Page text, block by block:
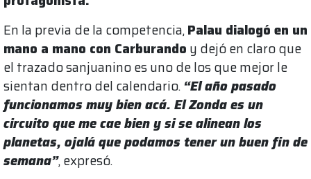
En la previa de la competencia,Palau dialogó en un
mano a mano con Carburando y dejó en claro que
el trazado sanjuanino es uno de los que mejor le
sientan dentro del calendario.“El año pasado
funcionamos muy bien acá. El Zonda es un
circuito que me cae bien y si se alinean los
planetas, ojalá que podamos tener un buen fin de
semana”, expresó.